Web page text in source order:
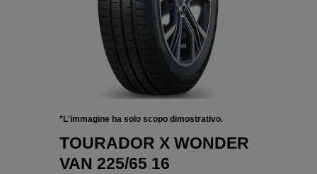
*L'immagine ha solo scopo dimostrativo.
TOURADOR X WONDER
VAN 225/65 16